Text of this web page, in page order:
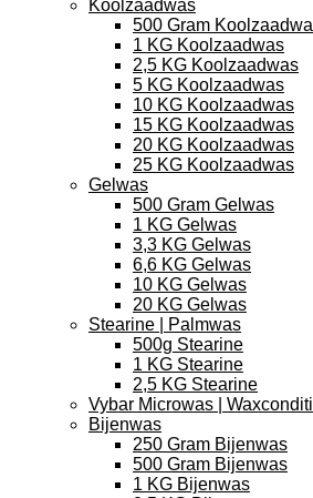
Koolzaadwas
500 Gram
1 KG Koolzaadwas
2,5 KG Koolzaadwas
5 KG Koolzaadwas
10 KG Koolzaadwas
15 KG Koolzaadwas
20 KG Koolzaadwas
25 KG Koolzaadwas
Gelwas
500 Gram Gelwas
1 KG Gelwas
3,3 KG Gelwas
6,6 KG Gelwas
10 KG Gelwas
20 KG Gelwas
Stearine | Palmwas
500g Stearine
1 KG Stearine
2,5 KG Stearine
Vybar Microwas |
Bijenwas
250 Gram Bijenwas
500 Gram Bijenwas
1 KG Bijenwas